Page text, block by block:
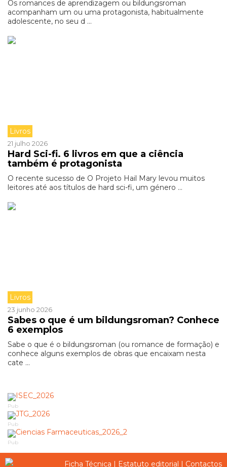
Os romances de aprendizagem ou bildungsroman
acompanham um ou uma protagonista, habitualmente
adolescente, no seu d ...
Livros
21 julho 2026
Hard Sci-fi. 6 livros em que a ciência
também é protagonista
O recente sucesso de O Projeto Hail Mary levou muitos
leitores até aos títulos de hard sci-fi, um género ...
Livros
23 junho 2026
Sabes o que é um bildungsroman? Conhece
6 exemplos
Sabe o que é o bildungsroman (ou romance de formação) e
conhece alguns exemplos de obras que encaixam nesta
cate ...
Pub
Pub
Pub
Ficha Técnica | Estatuto editorial | Contactos